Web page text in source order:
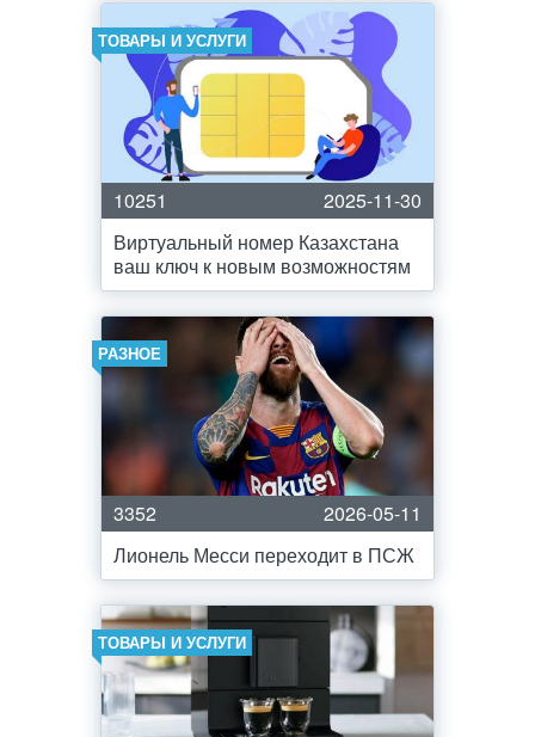
ТОВАРЫ И УСЛУГИ
10251
2025-11-30
Виртуальный номер Казахстана
ваш ключ к новым возможностям
РАЗНОЕ
3352
2026-05-11
Лионель Месси переходит в ПСЖ
ТОВАРЫ И УСЛУГИ